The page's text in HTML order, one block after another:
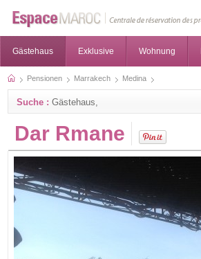
Gästehaus Exklusive Wohnung
Pensionen Marrakech Medina
Suche : Gästehaus,
Dar Rmane